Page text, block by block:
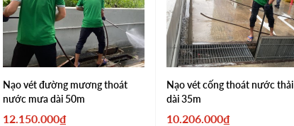
Nạo vét đường mương thoát
nước mưa dài 50m
12.150.000₫
Nạo vét cống thoát nước thải
dài 35m
10.206.000₫